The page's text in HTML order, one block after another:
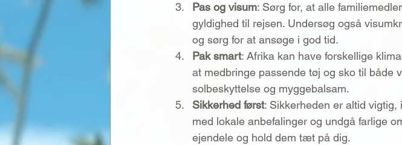
Pas og visum: Sørg for, at alle
gyldighed til rejsen. Undersøg også
og sørg for at ansøge i god tid.
Pak smart: Afrika kan have forskellige
at medbringe passende tøj og sko til både
solbeskyttelse og myggebalsam.
Sikkerhed først: Sikkerheden er altid
med lokale anbefalinger og undgå farlige
ejendele og hold dem tæt på dig.